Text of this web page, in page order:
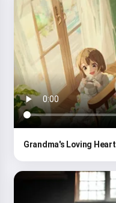
Grandma's Loving Heart